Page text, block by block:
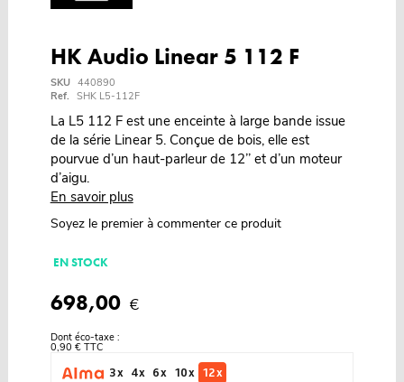
HK Audio Linear 5 112 F
SKU 440890
Ref. SHK L5-112F
La L5 112 F est une enceinte à large bande issue
de la série Linear 5. Conçue de bois, elle est
pourvue d’un haut-parleur de 12’’ et d’un moteur
d’aigu.
En savoir plus
Soyez le premier à commenter ce produit
EN STOCK
698,00 €
Dont éco-taxe :
0,90 € TTC
3 x
4 x 6 x 10 x 12 x